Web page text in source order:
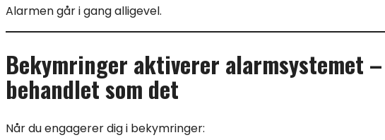
Alarmen går i gang alligevel.
Bekymringer aktiverer alarmsystemet
behandlet som det
Når du engagerer dig i bekymringer: